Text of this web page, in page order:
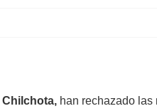
Chilchota, han rechazado